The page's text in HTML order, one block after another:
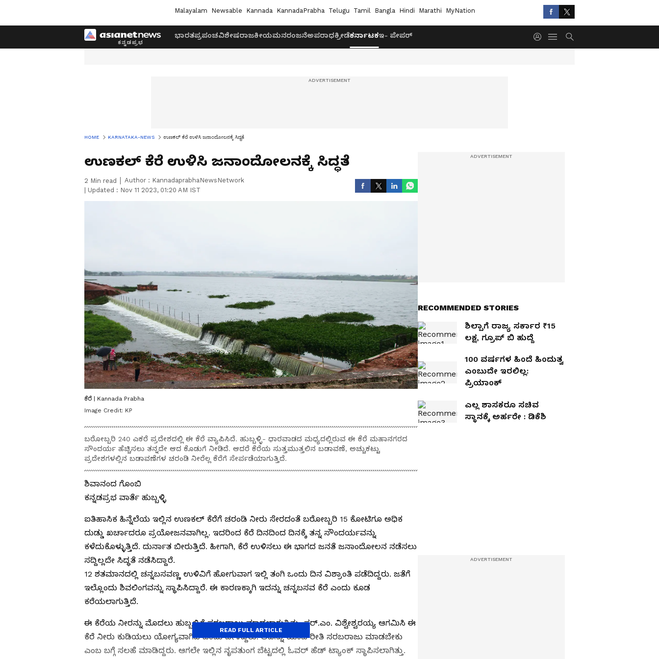
Malayalam Newsable Kannada KannadaPrabha Telugu Tamil Bangla Hindi Marathi MyNation
ಭಾರತಪ್ರಪಂಚವಿಶೇಷರಾಜಕೀಯಮನರಂಜನೆಅಪರಾಧಕ್ರೀಡೆಕರ್ನಾಟಕಇ- ಪೇಪರ್
HOME KARNATAKA-NEWS ಉಣಕಲ್‌ ಕೆರೆ ಉಳಿಸಿ ಜನಾಂದೋಲನಕ್ಕೆ ಸಿದ್ಧತೆ
ಉಣಕಲ್‌ ಕೆರೆ ಉಳಿಸಿ ಜನಾಂದೋಲನಕ್ಕೆ ಸಿದ್ಧತೆ
2 Min read Author : KannadaprabhaNewsNetwork
Updated : Nov 11 2023, 01:20 AM IST
ಕೆರೆ | Kannada Prabha
Image Credit: KP
ಬರೋಬ್ಬರಿ 240 ಎಕರೆ ಪ್ರದೇಶದಲ್ಲಿ ಈ ಕೆರೆ ವ್ಯಾಪಿಸಿದೆ. ಹುಬ್ಬಳ್ಳಿ- ಧಾರವಾಡದ ಮಧ್ಯದಲ್ಲಿರುವ ಈ ಕೆರೆ ಮಹಾನಗರದ
ಸೌಂದರ್ಯ ಹೆಚ್ಚಿಸಲು ತನ್ನದೇ ಆದ ಕೊಡುಗೆ ನೀಡಿದೆ. ಆದರೆ ಕೆರೆಯ ಸುತ್ತಮುತ್ತಲಿನ ಬಡಾವಣೆ, ಅಚ್ಚುಕಟ್ಟು
ಪ್ರದೇಶಗಳಲ್ಲಿನ ಬಡಾವಣೆಗಳ ಚರಂಡಿ ನೀರೆಲ್ಲ ಕೆರೆಗೆ ಸೇರ್ಪಡೆಯಾಗುತ್ತಿದೆ.
ಶಿವಾನಂದ ಗೊಂಬಿ
ಕನ್ನಡಪ್ರಭ ವಾರ್ತೆ ಹುಬ್ಬಳ್ಳಿ
ಐತಿಹಾಸಿಕ ಹಿನ್ನೆಲೆಯ ಇಲ್ಲಿನ ಉಣಕಲ್‌ ಕೆರೆಗೆ ಚರಂಡಿ ನೀರು ಸೇರದಂತೆ ಬರೋಬ್ಬರಿ ₹15 ಕೋಟಿಗೂ ಅಧಿಕ
ದುಡ್ಡು ಖರ್ಚಾದರೂ ಪ್ರಯೋಜನವಾಗಿಲ್ಲ. ಇದರಿಂದ ಕೆರೆ ದಿನದಿಂದ ದಿನಕ್ಕೆ ತನ್ನ ಸೌಂದರ್ಯವನ್ನು
ಕಳೆದುಕೊಳ್ಳುತ್ತಿದೆ. ದುರ್ನಾತ ಬೀರುತ್ತಿದೆ. ಹೀಗಾಗಿ, ಕೆರೆ ಉಳಿಸಲು ಈ ಭಾಗದ ಜನತೆ ಜನಾಂದೋಲನ ನಡೆಸಲು
ಸದ್ದಿಲ್ಲದೇ ಸಿದ್ಧತೆ ನಡೆಸಿದ್ದಾರೆ.
12 ಶತಮಾನದಲ್ಲಿ ಚನ್ನಬಸವಣ್ಣ ಉಳಿವಿಗೆ ಹೋಗುವಾಗ ಇಲ್ಲಿ ತಂಗಿ ಒಂದು ದಿನ ವಿಶ್ರಾಂತಿ ಪಡೆದಿದ್ದರು. ಜತೆಗೆ
ಇಲ್ಲೊಂದು ಶಿವಲಿಂಗವನ್ನು ಸ್ಥಾಪಿಸಿದ್ದಾರೆ. ಈ ಕಾರಣಕ್ಕಾಗಿ ಇದನ್ನು ಚನ್ನಬಸವ ಕೆರೆ ಎಂದು ಕೂಡ
ಕರೆಯಲಾಗುತ್ತಿದೆ.
ಈ ಕೆರೆಯ ನೀರನ್ನು ಮೊದಲು ಹುಬ್ಬಳ್ಳಿಗೆ ಸರಬರಾಜು ಮಾಡಲಾಗುತ್ತಿತ್ತು. ಸರ್‌.ಎಂ. ವಿಶ್ವೇಶ್ವರಯ್ಯ ಆಗಮಿಸಿ ಈ
ಕೆರೆ ನೀರು ಕುಡಿಯಲು ಯೋಗ್ಯವಾಗಿದೆ ಎಂದು ಹೇಳಿದ್ದರು. ಅದನ್ನು ಯಾವ ರೀತಿ ಸರಬರಾಜು ಮಾಡಬೇಕು
ಎಂಬ ಬಗ್ಗೆ ಸಲಹೆ ಮಾಡಿದ್ದರು. ಆಗಲೇ ಇಲ್ಲಿನ ನೃಪತುಂಗ ಬೆಟ್ಟದಲ್ಲಿ ಓವರ್‌ ಹೆಡ್‌ ಟ್ಯಾಂಕ್‌ ಸ್ಥಾಪಿಸಲಾಗಿತ್ತು.
READ FULL ARTICLE
RECOMMENDED STORIES
ಶಿಲ್ಪಾಗೆ ರಾಜ್ಯ ಸರ್ಕಾರ ₹15
ಲಕ್ಷ, ಗ್ರೂಪ್‌ ಬಿ ಹುದ್ದೆ
100 ವರ್ಷಗಳ ಹಿಂದೆ ಹಿಂದುತ್ವ
ಎಂಬುದೇ ಇರಲಿಲ್ಲ:
ಪ್ರಿಯಾಂಕ್‌
ಎಲ್ಲ ಶಾಸಕರೂ ಸಚಿವ
ಸ್ಥಾನಕ್ಕೆ ಅರ್ಹರೇ : ಡಿಕೆಶಿ